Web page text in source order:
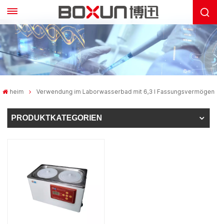
heim Verwendung im Laborwasserbad mit 6,3 l Fassungsvermögen
PRODUKTKATEGORIEN